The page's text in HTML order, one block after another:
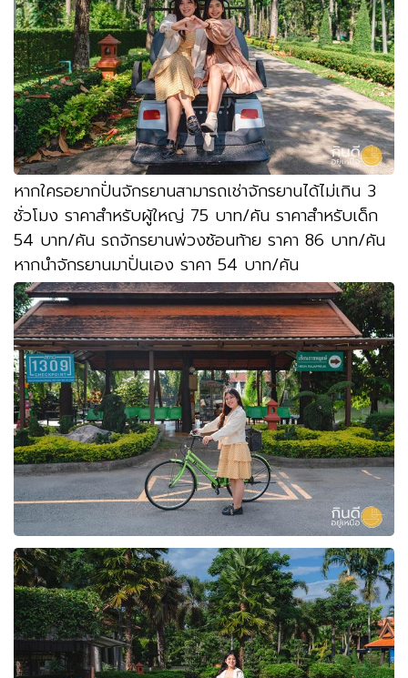
หากใครอยากปั่นจักรยานสามารถเช่าจักรยานได้ไม่เกิน 3
ชั่วโมง ราคาสำหรับผู้ใหญ่ 75 บาท/คัน ราคาสำหรับเด็ก
54 บาท/คัน รถจักรยานพ่วงซ้อนท้าย ราคา 86 บาท/คัน
หากนำจักรยานมาปั่นเอง ราคา 54 บาท/คัน